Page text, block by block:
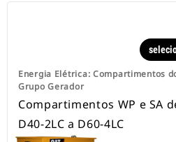
Energia Elétrica: Compartimentos
Grupo Gerador
Compartimentos WP e SA
D40-2LC a D60-4LC